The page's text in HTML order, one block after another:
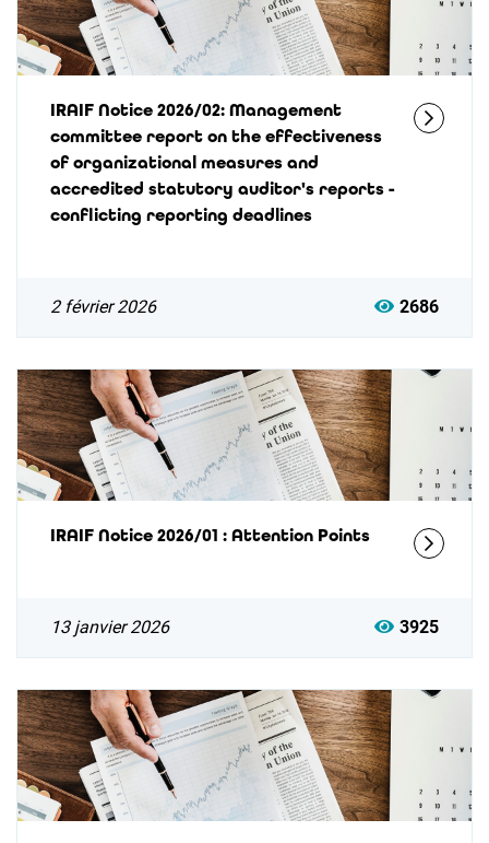
IRAIF Notice 2026/02: Management
committee report on the effectiveness
of organizational measures and
accredited statutory auditor's reports -
conflicting reporting deadlines
2 février 2026 2686
IRAIF Notice 2026/01 : Attention Points
13 janvier 2026 3925